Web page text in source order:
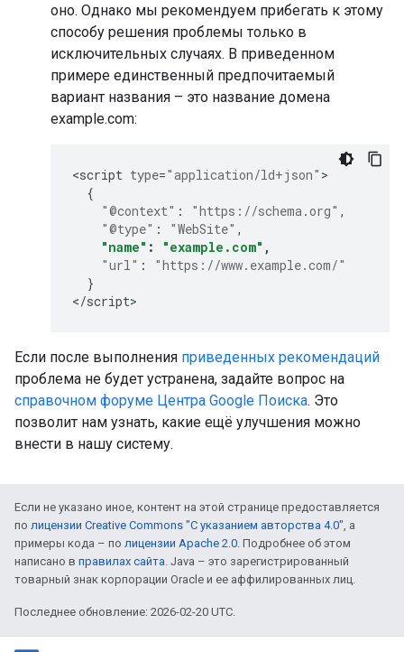
оно. Однако мы рекомендуем прибегать к этому
способу решения проблемы только в
исключительных случаях. В приведенном
примере единственный предпочитаемый
вариант названия – это название домена
example.com:
<script type="application/ld+json"
{
"@context" : "https://schema.org" ,
"@type" : "WebSite" ,
"name" : "example.com" ,
"url" :
"https://www.example.com/"
}
</script>
Если после выполнения приведенных рекомендаций
проблема не будет устранена, задайте вопрос на
справочном форуме Центра Google Поиска. Это
позволит нам узнать, какие ещё улучшения можно
внести в нашу систему.
Если не указано иное, контент на этой странице предоставляется
по лицензии Creative Commons "С указанием авторства 4.0" , а
примеры кода – по лицензии Apache 2.0 . Подробнее об этом
написано в правилах сайта . Java – это зарегистрированный
товарный знак корпорации Oracle и ее аффилированных лиц.
Последнее обновление: 2026-02-20 UTC.